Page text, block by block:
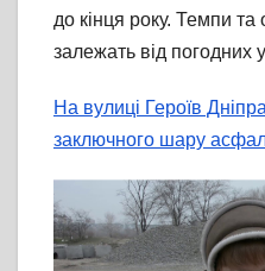
до кінця року. Темпи
залежать від погодних
На вулиці Героїв
заключного шару